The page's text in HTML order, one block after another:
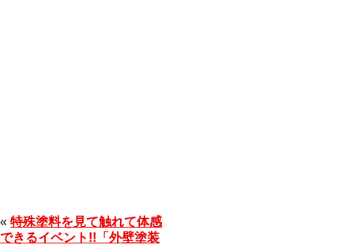
« 特殊塗料を見て触れて体感
できるイベント!!「外壁塗装